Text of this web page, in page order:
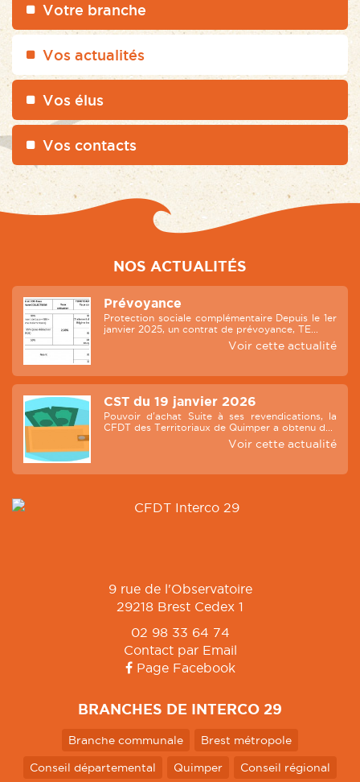
Votre branche
Vos actualités
Vos élus
Vos contacts
NOS ACTUALITÉS
Prévoyance
Protection sociale complémentaire Depuis le 1er
janvier 2025, un contrat de prévoyance, TE...
Voir cette actualité
CST du 19 janvier 2026
Pouvoir d'achat Suite à ses revendications, la
CFDT des Territoriaux de Quimper a obtenu d...
Voir cette actualité
9 rue de l'Observatoire
29218 Brest Cedex 1
02 98 33 64 74
Contact par Email
Page Facebook
BRANCHES DE INTERCO 29
Branche communale Brest métropole
Conseil départemental Quimper Conseil régional